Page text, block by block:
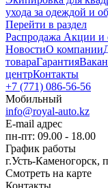
ухода за одеждой и
Перейти в раздел
Распродажа Акции и
НовостиО компании
товараГарантия
центрКонтакты
+7 (771) 086-56-56
Мобильный
info@royal-auto.kz
E-mail адрес
пн-пт: 09.00 - 18.00
График работы
г.Усть-Каменогорск,
Смотреть на карте
Контакты